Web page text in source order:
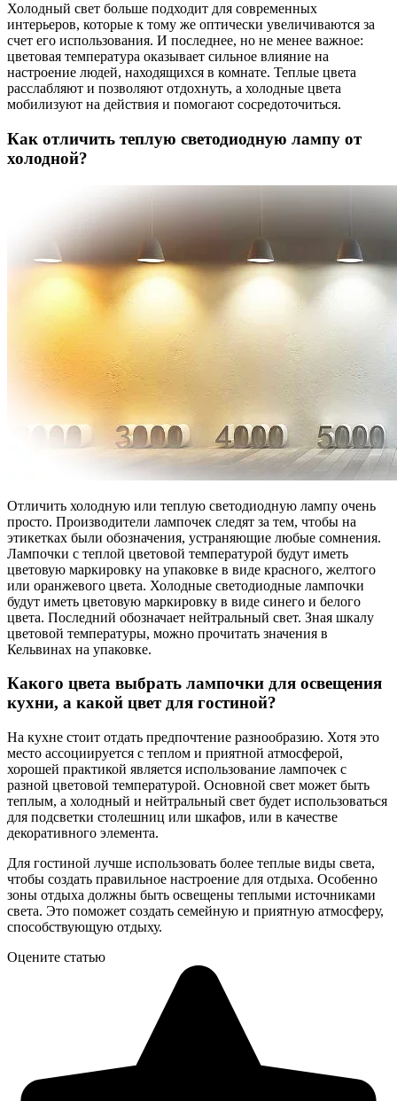
Холодный свет больше подходит для современных
интерьеров, которые к тому же оптически увеличиваются за
счет его использования. И последнее, но не менее важное:
цветовая температура оказывает сильное влияние на
настроение людей, находящихся в комнате. Теплые цвета
расслабляют и позволяют отдохнуть, а холодные цвета
мобилизуют на действия и помогают сосредоточиться.
Как отличить теплую светодиодную лампу от
холодной?
Отличить холодную или теплую светодиодную лампу очень
просто. Производители лампочек следят за тем, чтобы на
этикетках были обозначения, устраняющие любые сомнения.
Лампочки с теплой цветовой температурой будут иметь
цветовую маркировку на упаковке в виде красного, желтого
или оранжевого цвета. Холодные светодиодные лампочки
будут иметь цветовую маркировку в виде синего и белого
цвета. Последний обозначает нейтральный свет. Зная шкалу
цветовой температуры, можно прочитать значения в
Кельвинах на упаковке.
Какого цвета выбрать лампочки для освещения
кухни, а какой цвет для гостиной?
На кухне стоит отдать предпочтение разнообразию. Хотя это
место ассоциируется с теплом и приятной атмосферой,
хорошей практикой является использование лампочек с
разной цветовой температурой. Основной свет может быть
теплым, а холодный и нейтральный свет будет использоваться
для подсветки столешниц или шкафов, или в качестве
декоративного элемента.
Для гостиной лучше использовать более теплые виды света,
чтобы создать правильное настроение для отдыха. Особенно
зоны отдыха должны быть освещены теплыми источниками
света. Это поможет создать семейную и приятную атмосферу,
способствующую отдыху.
Оцените статью